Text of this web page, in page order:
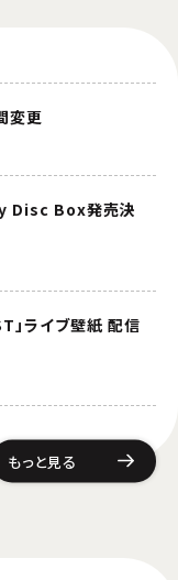
変更
Disc Box発売決
」ライブ壁紙 配信
もっと見る